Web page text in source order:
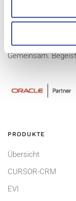
Gemeinsam.
PRODUKTE
Übersicht
CURSOR-CRM
EVI